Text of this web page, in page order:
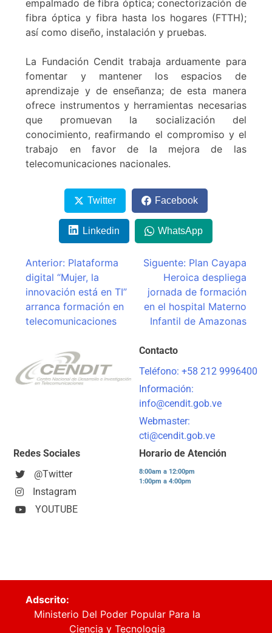
empalmado de fibra óptica; conectorización de
fibra óptica y fibra hasta los hogares (FTTH);
así como diseño, instalación y pruebas.
La Fundación Cendit trabaja arduamente para
fomentar y mantener los espacios de
aprendizaje y de enseñanza; de esta manera
ofrece instrumentos y herramientas necesarias
que promuevan la socialización del
conocimiento, reafirmando el compromiso y el
trabajo en favor de la mejora de las
telecomunicaciones nacionales.
Twitter Facebook
Linkedin WhatsApp
Anterior: Plataforma
digital “Mujer, la
innovación está en TI”
arranca formación en
telecomunicaciones
Siguente: Plan Cayapa
Heroica despliega
jornada de formación
en el hospital Materno
Infantil de Amazonas
Contacto
Teléfono: +58 212 9996400
Información:
info@cendit.gob.ve
Webmaster:
cti@cendit.gob.ve
Redes Sociales
@Twitter
Instagram
YOUTUBE
Horario de Atención
8:00am a 12:00pm
1:00pm a 4:00pm
Adscrito:
Ministerio Del Poder Popular Para la
Ciencia y Tecnologia